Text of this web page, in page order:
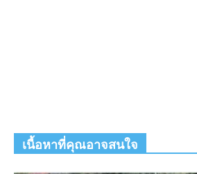
เนื้อหาที่คุณอาจสนใจ